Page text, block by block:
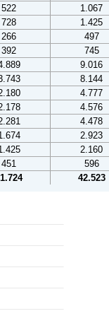
522
1.067
728
1.425
266
497
392
745
9.016
8.144
4.777
4.576
4.478
2.923
2.160
451
596
42.523